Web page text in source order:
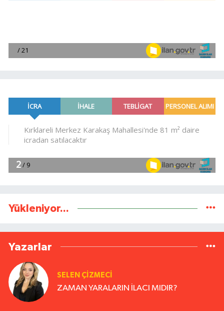
Yükleniyor...
Yazarlar
SELEN ÇİZMECİ
ZAMAN YARALARIN İLACI MIDIR?